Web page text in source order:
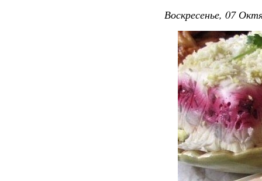
Воскресенье, 07